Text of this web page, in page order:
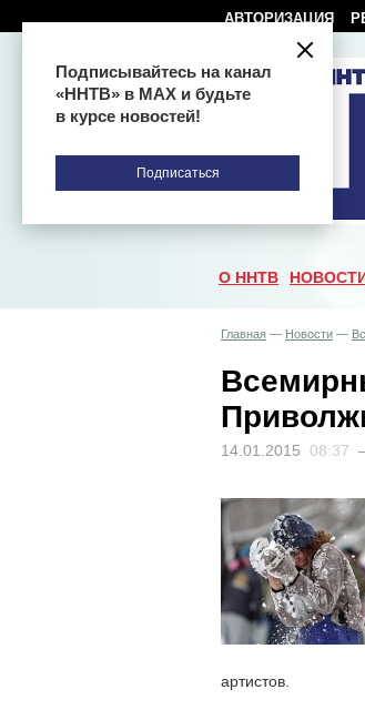
АВТОРИЗАЦИЯ
О ННТВ
Главная — Новости —
14.01.2015 08:37
артистов.
Подписывайтесь на канал
«ННТВ» в МАХ и будьте
в курсе новостей!
Подписаться